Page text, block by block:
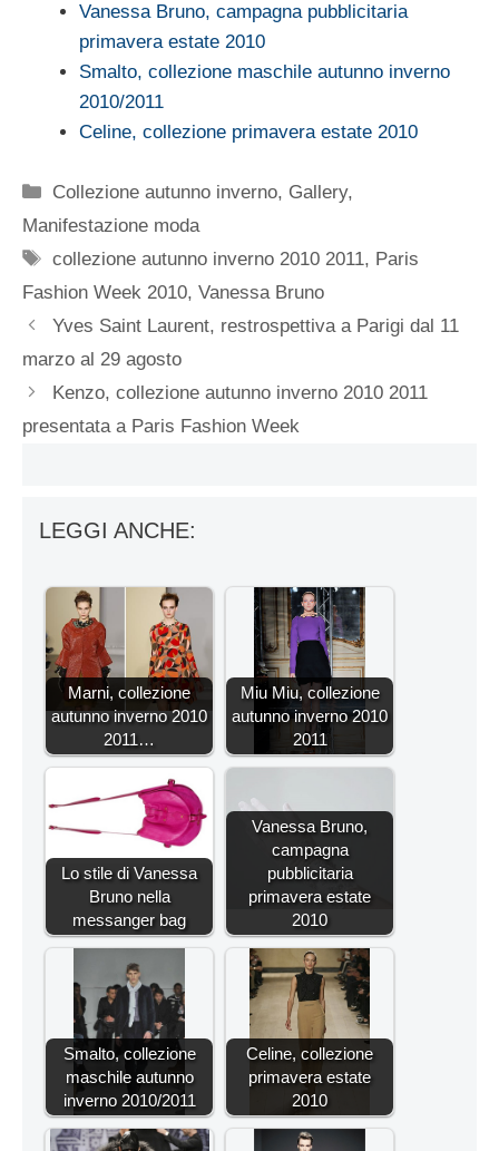
Vanessa Bruno, campagna pubblicitaria
primavera estate 2010
Smalto, collezione maschile autunno inverno
2010/2011
Celine, collezione primavera estate 2010
Categorie
Collezione autunno inverno, Gallery,
Manifestazione moda
Tag
collezione autunno inverno 2010 2011, Paris
Fashion Week 2010, Vanessa Bruno
Yves Saint Laurent, restrospettiva a Parigi dal 11
marzo al 29 agosto
Kenzo, collezione autunno inverno 2010 2011
presentata a Paris Fashion Week
LEGGI ANCHE:
Marni, collezione
autunno inverno 2010
2011…
Miu Miu, collezione
autunno inverno 2010
2011
Lo stile di Vanessa
Bruno nella
messanger bag
Vanessa Bruno,
campagna
pubblicitaria
primavera estate
2010
Smalto, collezione
maschile autunno
inverno 2010/2011
Celine, collezione
primavera estate
2010